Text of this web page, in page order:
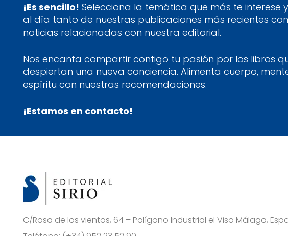
¡Es sencillo! Selecciona la temática que más te interese
al día tanto de nuestras publicaciones más recientes
noticias relacionadas con nuestra editorial.
Nos encanta compartir contigo tu pasión por los libros
despiertan una nueva conciencia. Alimenta cuerpo,
espíritu con nuestras recomendaciones.
¡Estamos en contacto!
C/Rosa de los vientos, 64 – Polígono Industrial el Viso Málaga,